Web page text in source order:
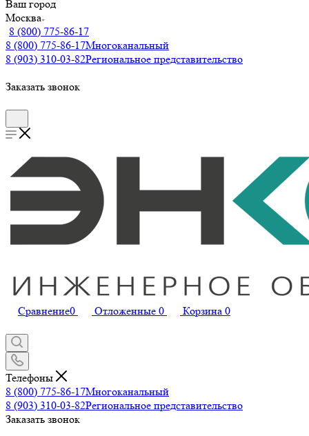
Ваш город
Москва
8 (800) 775-86-17
8 (800) 775-86-17Многоканальный
8 (903) 310-03-82Региональное представительство
Заказать звонок
Сравнение0 Отложенные 0 Корзина 0
Телефоны
8 (800) 775-86-17Многоканальный
8 (903) 310-03-82Региональное представительство
Заказать звонок